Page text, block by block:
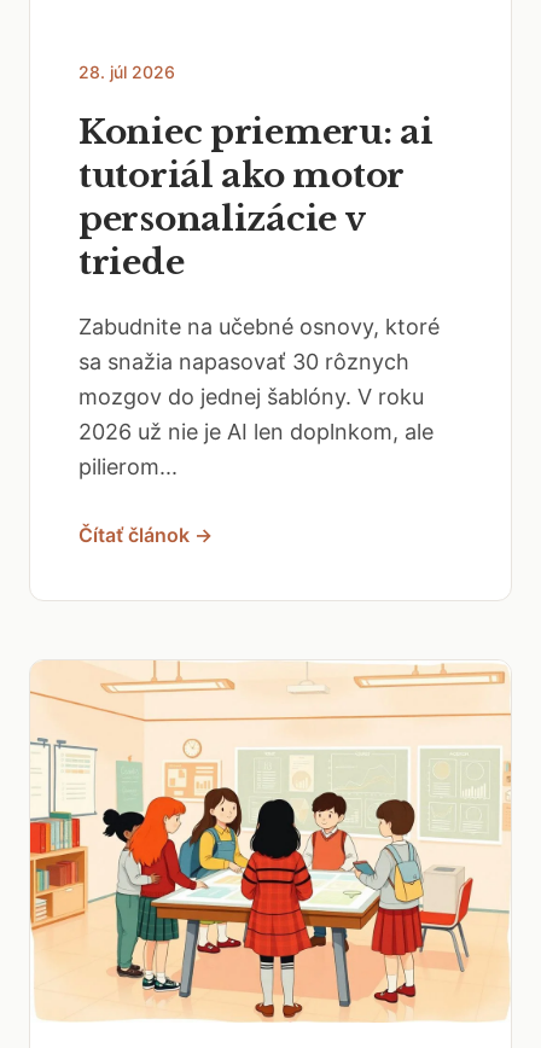
28. júl 2026
Koniec priemeru: ai
tutoriál ako motor
personalizácie v
triede
Zabudnite na učebné osnovy, ktoré
sa snažia napasovať 30 rôznych
mozgov do jednej šablóny. V roku
2026 už nie je AI len doplnkom, ale
pilierom...
Čítať článok →